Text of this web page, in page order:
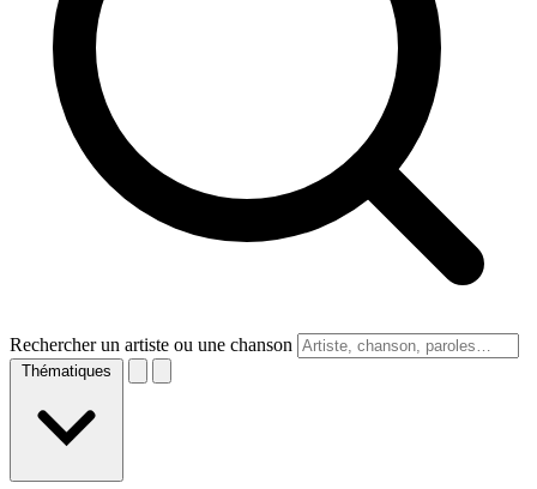
Rechercher un artiste ou une chanson
Thématiques